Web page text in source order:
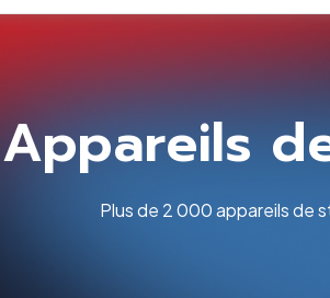
Appareils
Plus de 2 000 appareils de